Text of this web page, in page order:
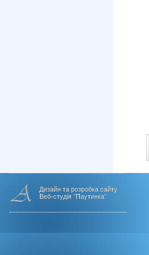
Дизайн та розробка сайту
Веб-студія "Паутинка"